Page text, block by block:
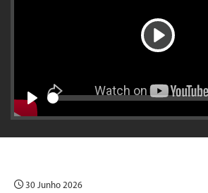
Play
Play
Seek
30 Junho 2026